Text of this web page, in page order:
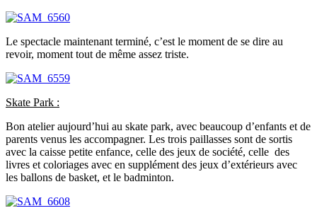
Le spectacle maintenant terminé, c’est le moment de se dire au
revoir, moment tout de même assez triste.
Skate Park :
Bon atelier aujourd’hui au skate park, avec beaucoup d’enfants et de
parents venus les accompagner. Les trois paillasses sont de sortis
avec la caisse petite enfance, celle des jeux de société, celle des
livres et coloriages avec en supplément des jeux d’extérieurs avec
les ballons de basket, et le badminton.